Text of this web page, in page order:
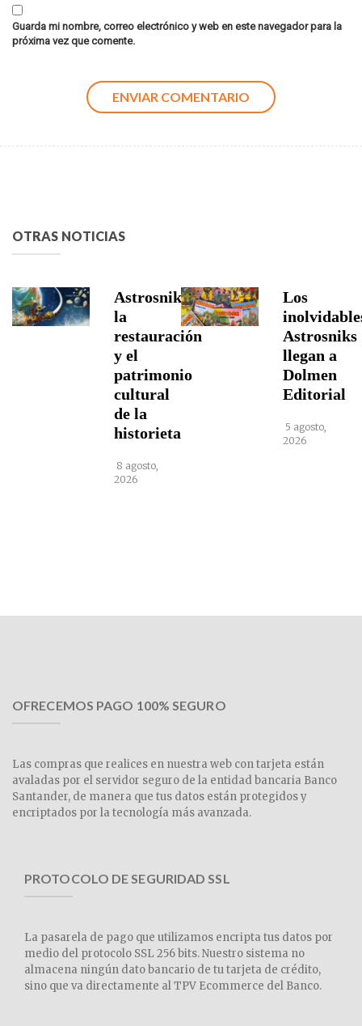
Guarda mi nombre, correo electrónico y web en este navegador para la
próxima vez que comente.
OTRAS NOTICIAS
Astrosniks,
la
restauración
y el
patrimonio
cultural
de la
historieta
8 agosto,
2026
Los
Astrosniks
llegan a
Dolmen
Editorial
5 agosto,
2026
OFRECEMOS PAGO 100% SEGURO
Las compras que realices en nuestra web con tarjeta están
avaladas por el servidor seguro de la entidad bancaria Banco
Santander, de manera que tus datos están protegidos y
encriptados por la tecnología más avanzada.
PROTOCOLO DE SEGURIDAD SSL
La pasarela de pago que utilizamos encripta tus datos por
medio del protocolo SSL 256 bits. Nuestro sistema no
almacena ningún dato bancario de tu tarjeta de crédito,
sino que va directamente al TPV Ecommerce del Banco.